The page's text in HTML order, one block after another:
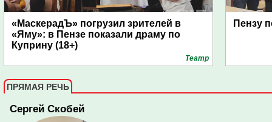
«МаскерадЪ» погрузил зрителей в
«Яму»: в Пензе показали драму по
Куприну (18+)
Театр
Пензу
ПРЯМАЯ РЕЧЬ
Сергей Скобей